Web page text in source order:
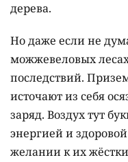
дерева.
Но даже если не
можжевеловых лесах
последствий.
источают из себя
заряд. Воздух тут
энергией и
желании к их